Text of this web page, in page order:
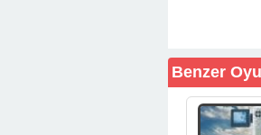
Benzer